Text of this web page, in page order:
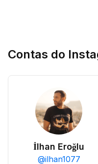
Contas do
İlhan Eroğlu
@ilhan1077